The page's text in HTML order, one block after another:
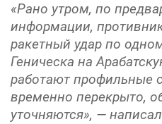
«Рано утром, по
информации,
ракетный удар по
Геническа на
работают профильные
временно перекрыто,
уточняются», —